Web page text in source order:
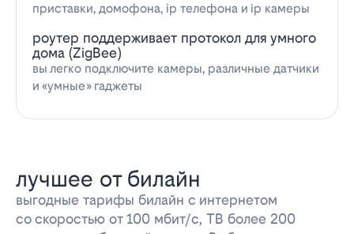
приставки, домофона, ip телефона и ip камеры
роутер поддерживает протокол для умного
дома (ZigBee)
вы легко подключите камеры, различные датчики
и «умные» гаджеты
лучшее от билайн
выгодные тарифы билайн с интернетом
со скоростью от 100 мбит/с, ТВ более 200